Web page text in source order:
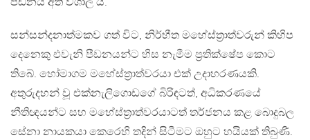
සන්සන්දනාත්මකව ගත් විට, නිර්භීත මහේස්ත‍්‍රාත්වරුන් කිහිප
දෙනෙකු එවැනි පීඩනයන්ට හිස නැමීම ප‍්‍රතික්ෂේප කොට
තිබේ. හෝමාගම මහේස්ත‍්‍රාත්වරයා එක් උදාහරණයකි.
අතුරුදහන් වූ එක්නැලිගොඩගේ බිරිඳටත්, අධිකරණයේ
නීතිඥයන්ට සහ මහේස්ත‍්‍රාත්වරයාටත් තර්ජනය කළ බොදුබල
සේනා නායකයා කෙරෙහි තදින් සිටීමට ඔහුට හයියක් තිබුණි.